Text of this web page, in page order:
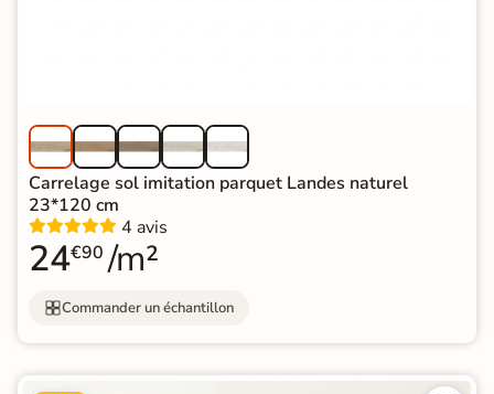
Carrelage sol imitation parquet Landes naturel
23*120 cm
4 avis
24€90 /m²
Commander un échantillon